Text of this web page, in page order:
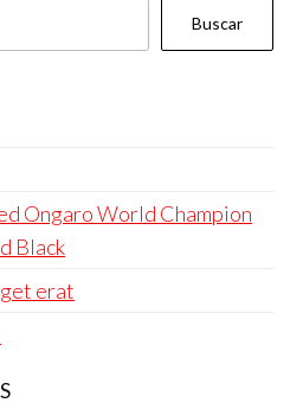
Buscar
Ongaro World Champion
Black
erat